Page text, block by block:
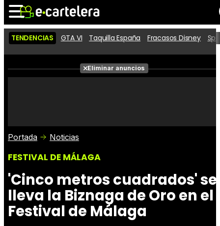
Noticias Cartelera
Películas
Críticas
TENDENCIAS GTA VI Taquilla España Fracasos Disney
Eliminar anuncios
Portada Noticias
FESTIVAL DE MÁLAGA
'Cinco metros cuadrados' se
lleva la Biznaga de Oro en el
Festival de Málaga